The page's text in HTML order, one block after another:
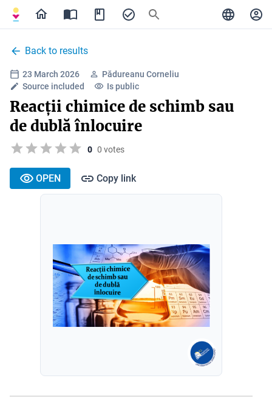
Back to results
23 March 2026
Pădureanu Corneliu
Source included
Is public
Reacții chimice de schimb sau
de dublă înlocuire
0 0 votes
OPEN Copy link